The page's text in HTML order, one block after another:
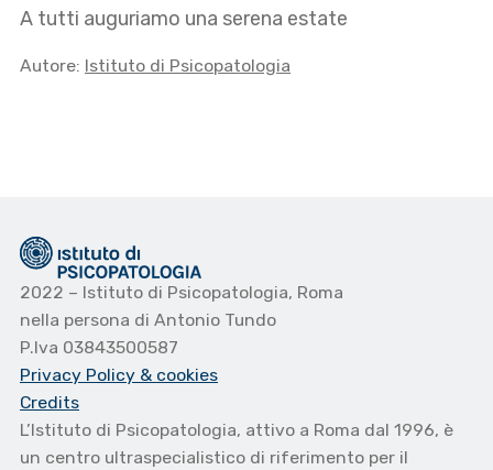
A tutti auguriamo una serena estate
Autore: Istituto di Psicopatologia
2022 – Istituto di Psicopatologia, Roma
nella persona di Antonio Tundo
P.Iva 03843500587
Privacy Policy & cookies
Credits
L’Istituto di Psicopatologia, attivo a Roma dal 1996, è
un centro ultraspecialistico di riferimento per il